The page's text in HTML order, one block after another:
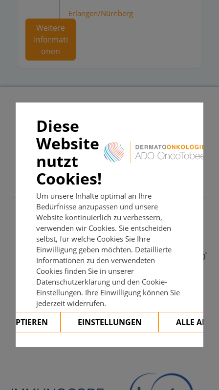
Erlangen/Nürnberg
Weitere
Informati
onen
Diese
Website
nutzt
Cookies!
Um unsere Inhalte optimal an Ihre
Bedürfnisse anzupassen und unsere
Website kontinuierlich zu verbessern,
verwenden wir Cookies. Sie entscheiden
selbst, für welche Cookies Sie Ihre
Einwilligung geben möchten. Detaillierte
Informationen zu den verwendeten
Cookies finden Sie in unserer
Datenschutzerklärung und den Cookie-
Einstellungen. Ihre Einwilligung können Sie
jederzeit widerrufen.
EINSTELLUNGEN ALLE
Verfügbar als mobile App
Mit freundlicher Unterstützung